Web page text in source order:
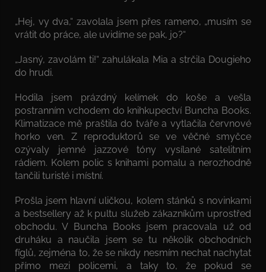
„Hej, vy dva,“ zavolala jsem přes rameno, „musím se
vrátit do práce, ale uvidíme se pak, jo?“
„Jasný, zavolám ti!“ zahulákala Mia a strčila Dougieho
do hrudi.
Hodila jsem prázdný kelímek do koše a vešla
postranním vchodem do knihkupectví Buncha Books.
Klimatizace mě praštila do tváře a vytlačila červnové
horko ven. Z reproduktorů se ve věčné smyčce
ozývaly jemné jazzové tóny vysílané satelitním
rádiem. Kolem polic s knihami pomalu a nerozhodně
tančili turisté i místní.
Prošla jsem hlavní uličkou, kolem stánků s novinkami
a bestsellery až k pultu služeb zákazníkům uprostřed
obchodu. V Buncha Books jsem pracovala už od
druháku a naučila jsem se tu několik obchodních
fíglů, zejména to, že se nikdy nesmím nechat nachytat
přímo mezi policemi, a taky to, že pokud se